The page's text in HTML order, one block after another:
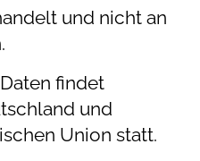
und nicht an
findet
und
Union statt.